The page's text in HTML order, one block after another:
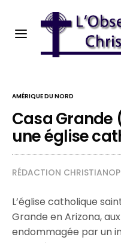
AMÉRIQUE DU NORD
Casa Grande
une église
RÉDACTION
L’église catholique
Grande en Arizona,
endommagée par un